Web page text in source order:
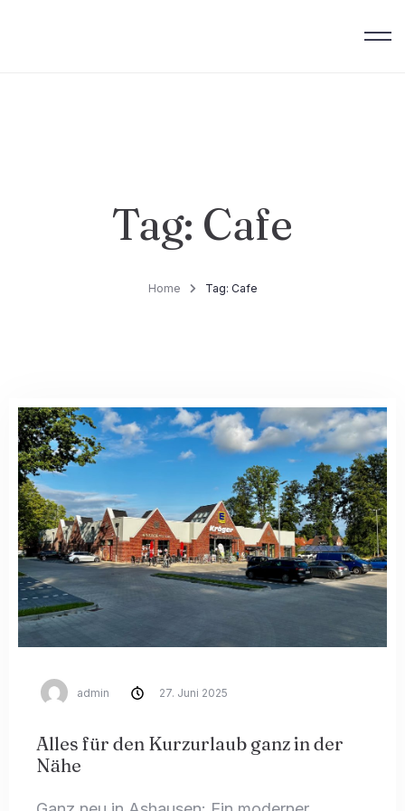
Tag: Cafe
Home Tag: Cafe
admin 27. Juni 2025
Alles für den Kurzurlaub ganz in der
Nähe
Anreise